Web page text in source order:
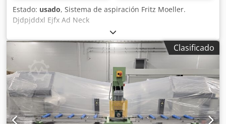
Estado: usado, Sistema de aspiración Fritz Moeller.
Djdpjddxl Ejfx Ad Neck
Clasificado